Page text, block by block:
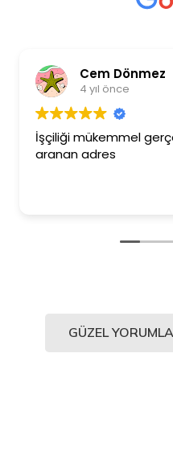
Cem Dönmez
4 yıl önce
İşçiliği mükemmel
aranan adres
GÜZEL